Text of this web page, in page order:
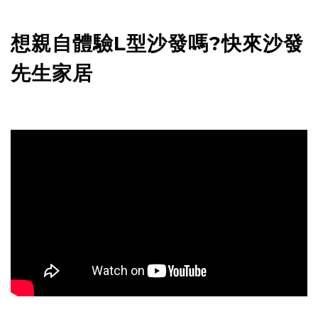
想親自體驗L型沙發嗎?快來沙發
先生家居